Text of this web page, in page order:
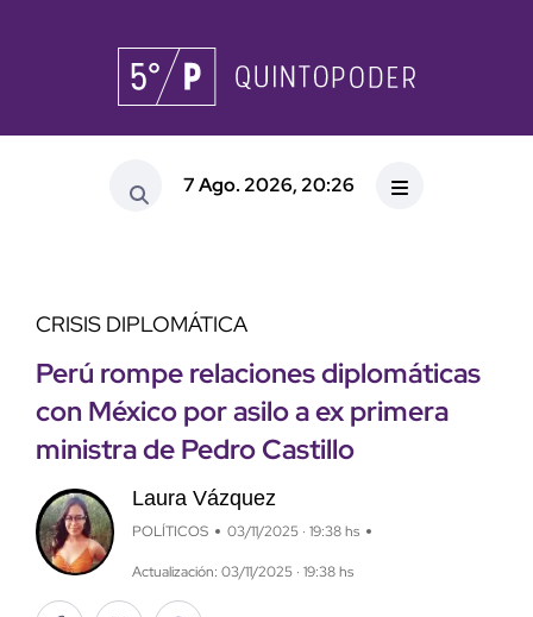
7 Ago. 2026, 20:26
CRISIS DIPLOMÁTICA
Perú rompe relaciones diplomáticas
con México por asilo a ex primera
ministra de Pedro Castillo
Laura Vázquez
POLÍTICOS 03/11/2025 · 19:38 hs
Actualización: 03/11/2025 · 19:38 hs